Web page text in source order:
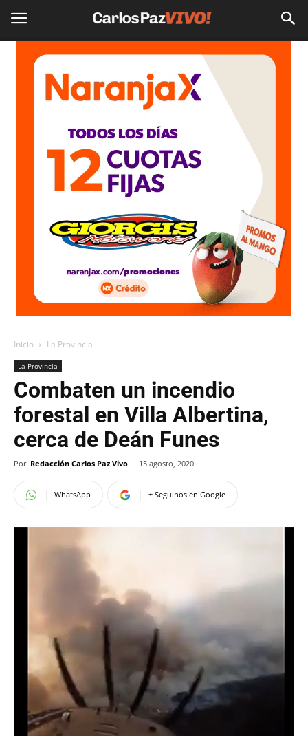
Inicio La Provincia
La Provincia
Combaten un incendio
forestal en Villa Albertina,
cerca de Deán Funes
Por Redacción Carlos Paz Vivo - 15 agosto, 2020
WhatsApp + Seguinos en Google